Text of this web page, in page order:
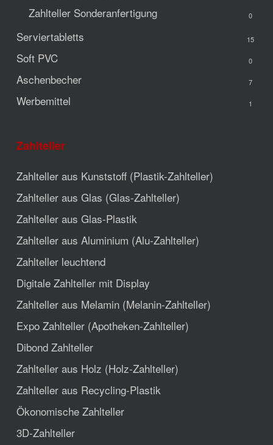
Zahlteller Sonderanfertigung 0
Serviertabletts 15
Soft PVC 0
Aschenbecher 7
Werbemittel 1
Zahlteller
Zahlteller aus Kunststoff (Plastik-Zahlteller)
Zahlteller aus Glas (Glas-Zahlteller)
Zahlteller aus Glas-Plastik
Zahlteller aus Aluminium (Alu-Zahlteller)
Zahlteller leuchtend
Digitale Zahlteller mit Display
Zahlteller aus Melamin (Melanin-Zahlteller)
Expo Zahlteller (Apotheken-Zahlteller)
Dibond Zahlteller
Zahlteller aus Holz (Holz-Zahlteller)
Zahlteller aus Recycling-Plastik
Ökonomische Zahlteller
3D-Zahlteller